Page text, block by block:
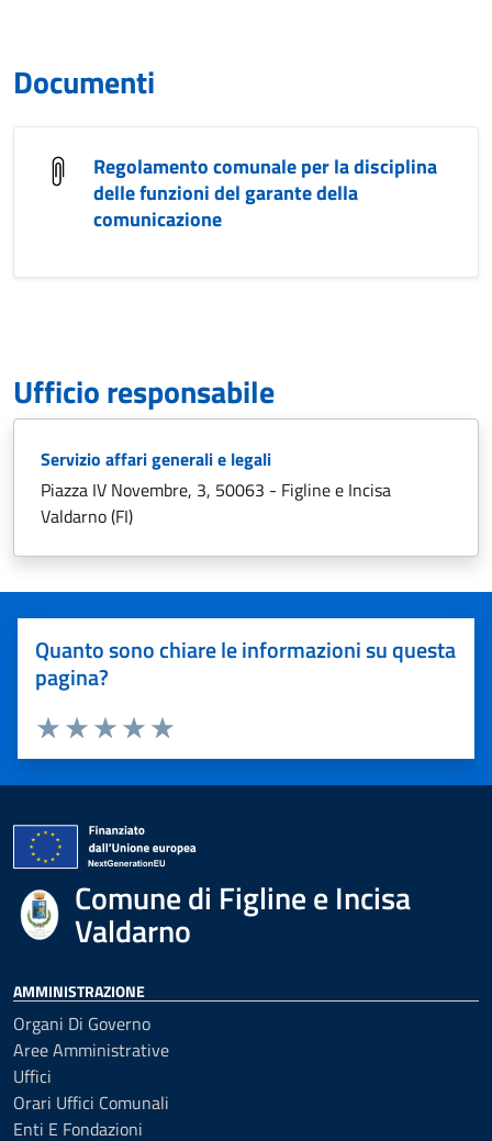
Documenti
Regolamento comunale per la disciplina
delle funzioni del garante della
comunicazione
Ufficio responsabile
Servizio affari generali e legali
Piazza IV Novembre, 3, 50063 - Figline e Incisa
Valdarno (FI)
Quanto sono chiare le informazioni su questa
pagina?
Valuta 5 stelle su 5
Valuta 4 stelle su 5
Valuta 3 stelle su 5
Valuta 2 stelle su 5
Valuta 1 stelle su 5
Comune di Figline e Incisa
Valdarno
AMMINISTRAZIONE
Organi Di Governo
Aree Amministrative
Uffici
Orari Uffici Comunali
Enti E Fondazioni